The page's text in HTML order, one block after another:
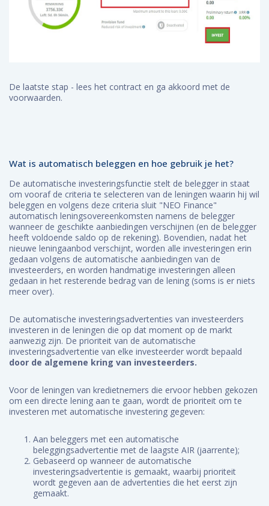
De laatste stap - lees het contract en ga akkoord met de
voorwaarden.
Wat is automatisch beleggen en hoe gebruik je het?
De automatische investeringsfunctie stelt de belegger in staat
om vooraf de criteria te selecteren van de leningen waarin hij wil
beleggen en volgens deze criteria sluit "NEO Finance"
automatisch leningsovereenkomsten namens de belegger
wanneer de geschikte aanbiedingen verschijnen (en de belegger
heeft voldoende saldo op de rekening). Bovendien, nadat het
nieuwe leningaanbod verschijnt, worden alle investeringen erin
gedaan volgens de automatische aanbiedingen van de
investeerders, en worden handmatige investeringen alleen
gedaan in het resterende bedrag van de lening (soms is er niets
meer over).
De automatische investeringsadvertenties van investeerders
investeren in de leningen die op dat moment op de markt
aanwezig zijn. De prioriteit van de automatische
investeringsadvertentie van elke investeerder wordt bepaald
door de algemene kring van investeerders.
Voor de leningen van kredietnemers die ervoor hebben gekozen
om een ​​directe lening aan te gaan, wordt de prioriteit om te
investeren met automatische investering gegeven:
Aan beleggers met een automatische
beleggingsadvertentie met de laagste AIR (jaarrente);
Gebaseerd op wanneer de automatische
investeringsadvertentie is gemaakt, waarbij prioriteit
wordt gegeven aan de advertenties die het eerst zijn
gemaakt.